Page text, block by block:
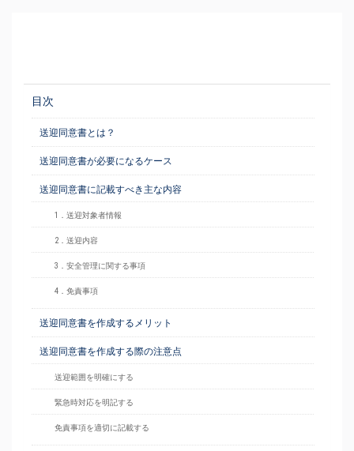
目次
送迎同意書とは？
送迎同意書が必要になるケース
送迎同意書に記載すべき主な内容
1．送迎対象者情報
2．送迎内容
3．安全管理に関する事項
4．免責事項
送迎同意書を作成するメリット
送迎同意書を作成する際の注意点
送迎範囲を明確にする
緊急時対応を明記する
免責事項を適切に記載する